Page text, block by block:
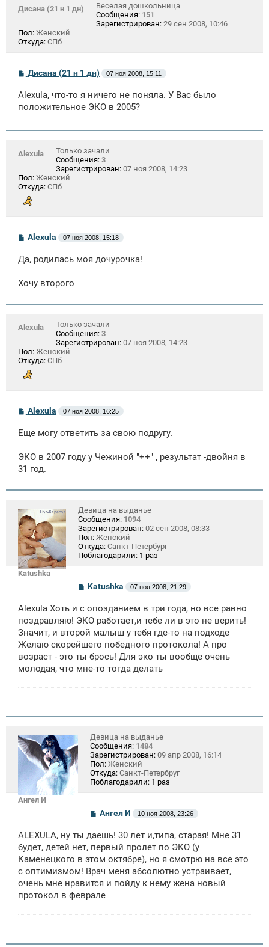
Дисана (21 н 1 дн)
Веселая дошкольница
Сообщения: 151
Зарегистрирован: 29 сен 2008, 10:46
Пол: Женский
Откуда: СПб
С
о
б
щ
и
Дисана (21 н 1 дн) 07 ноя 2008, 15:11
Alexula, что-то я ничего не поняла. У Вас было
положительное ЭКО в 2005?
Alexula
Только зачали
Сообщения: 3
Зарегистрирован: 07 ноя 2008, 14:23
Пол: Женский
Откуда: СПб
С
о
б
н
е
Alexula 07 ноя 2008, 15:18
Да, родилась моя дочурочка!
Хочу второго
Alexula
Только зачали
Сообщения: 3
Зарегистрирован: 07 ноя 2008, 14:23
Пол: Женский
Откуда: СПб
С
о
б
н
и
Alexula 07 ноя 2008, 16:25
Еще могу ответить за свою подругу.
ЭКО в 2007 году у Чежиной "++" , результат -двойня в
31 год.
Katushka
Девица на выданье
Сообщения: 1094
Зарегистрирован: 02 сен 2008, 08:33
Пол: Женский
Откуда: Санкт-Петербург
Поблагодарили: 1 раз
С
о
б
щ
н
и
Katushka 07 ноя 2008, 21:29
Аlехulа Хоть и с опозданием в три года, но все равно
поздравляю! ЭКО работает,и тебе ли в это не верить!
Значит, и второй малыш у тебя где-то на подходе
Желаю скорейшего победного протокола! А про
возраст - это ты брось! Для эко ты вообще очень
молодая, что мне-то тогда делать
Ангел И
Девица на выданье
Сообщения: 1484
Зарегистрирован: 09 апр 2008, 16:14
Пол: Женский
Откуда: Санкт-Петербруг
Поблагодарили: 1 раз
С
б
щ
н
и
Ангел И 10 ноя 2008, 23:26
ALEXULA, ну ты даешь! 30 лет и,типа, старая! Мне 31
будет, детей нет, первый пролет по ЭКО (у
Каменецкого в этом октябре), но я смотрю на все это
с оптимизмом! Врач меня абсолютно устраивает,
очень мне нравится и пойду к нему жена новый
протокол в феврале